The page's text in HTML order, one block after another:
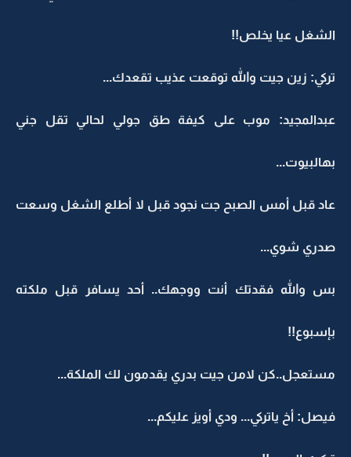
الشغل عيا يخلص!!
تركي: زين جيت والله توقعت عذيب تقعدك...
عبدالمجيد: موب على كيفة طق جولي لحالي تقل جني
بهالبيوت...
عاد قبل أمس الصبح جت نجود قبل لا أطلع الشغل وسعت
صدري شوي...
بس والله فقدتك أنت ووجهك.. أحد يسافر قبل ملكته
بإسبوع!!
مستعجل..كن لامن جيت بدري يقدمون لك الملكة...
فيصل: أخ ياتركي... ودي أويز عليكم...